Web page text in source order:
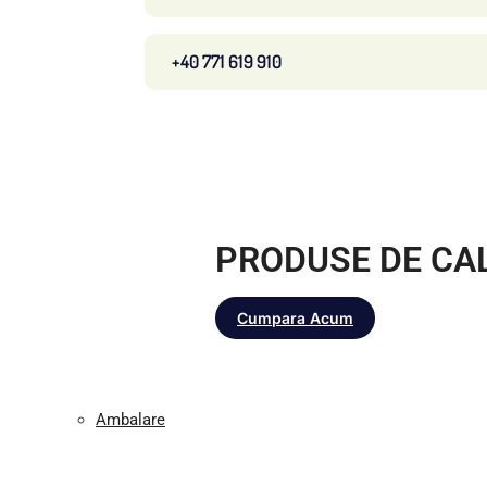
+40 771 619 910
PRODUSE DE
Cumpara Acum
Ambalare